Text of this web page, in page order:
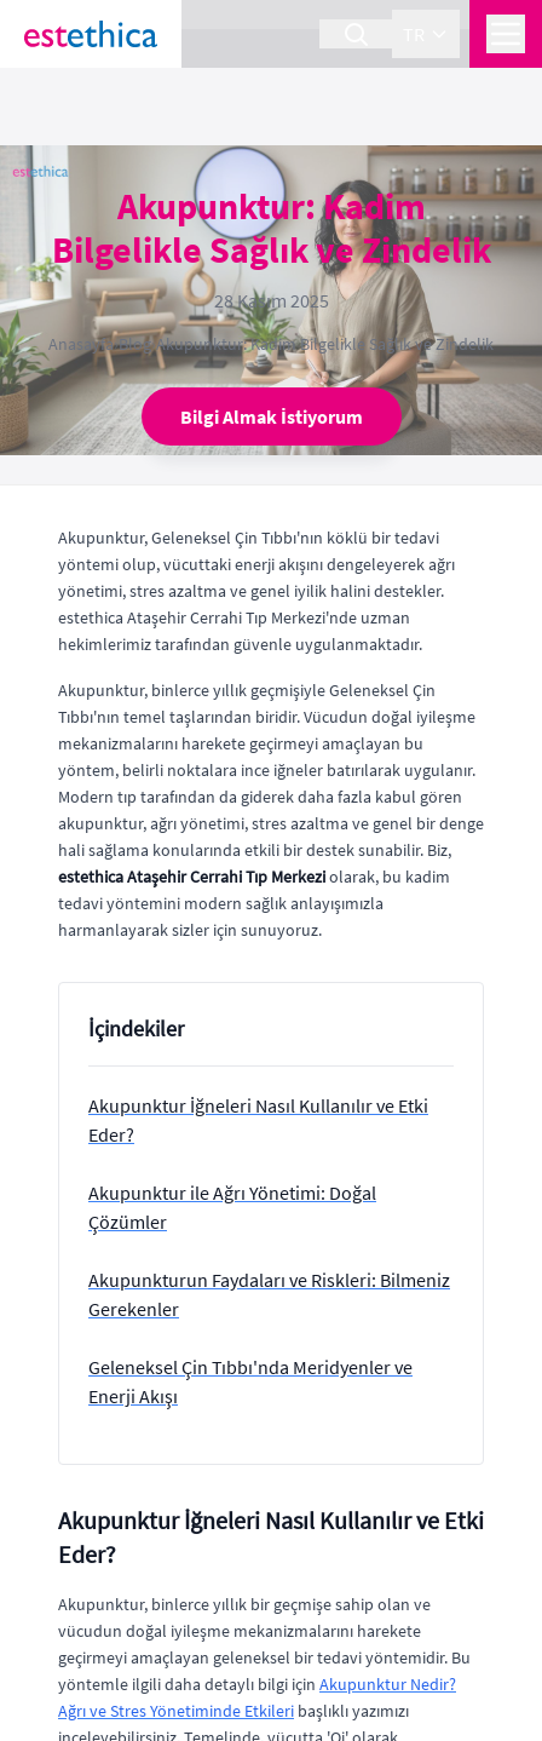
section Service {
Akupunktur: Kadim
Bilgelikle Sağlık ve Zindelik
28 Kasım 2025
Anasayfa›Blog›Akupunktur: Kadim Bilgelikle Sağlık ve Zindelik
Bilgi Almak İstiyorum
Akupunktur, Geleneksel Çin Tıbbı'nın köklü bir tedavi
yöntemi olup, vücuttaki enerji akışını dengeleyerek ağrı
yönetimi, stres azaltma ve genel iyilik halini destekler.
estethica Ataşehir Cerrahi Tıp Merkezi'nde uzman
hekimlerimiz tarafından güvenle uygulanmaktadır.
Akupunktur, binlerce yıllık geçmişiyle Geleneksel Çin
Tıbbı'nın temel taşlarından biridir. Vücudun doğal iyileşme
mekanizmalarını harekete geçirmeyi amaçlayan bu
yöntem, belirli noktalara ince iğneler batırılarak uygulanır.
Modern tıp tarafından da giderek daha fazla kabul gören
akupunktur, ağrı yönetimi, stres azaltma ve genel bir denge
hali sağlama konularında etkili bir destek sunabilir. Biz,
estethica Ataşehir Cerrahi Tıp Merkeziolarak, bu kadim
tedavi yöntemini modern sağlık anlayışımızla
harmanlayarak sizler için sunuyoruz.
İçindekiler
Akupunktur İğneleri Nasıl Kullanılır ve Etki
Eder?
Akupunktur ile Ağrı Yönetimi: Doğal
Çözümler
Akupunkturun Faydaları ve Riskleri: Bilmeniz
Gerekenler
Geleneksel Çin Tıbbı'nda Meridyenler ve
Enerji Akışı
Akupunktur İğneleri Nasıl Kullanılır ve Etki
Eder?
Akupunktur, binlerce yıllık bir geçmişe sahip olan ve
vücudun doğal iyileşme mekanizmalarını harekete
geçirmeyi amaçlayan geleneksel bir tedavi yöntemidir. Bu
yöntemle ilgili daha detaylı bilgi için Akupunktur Nedir?
Ağrı ve Stres Yönetiminde Etkileri başlıklı yazımızı